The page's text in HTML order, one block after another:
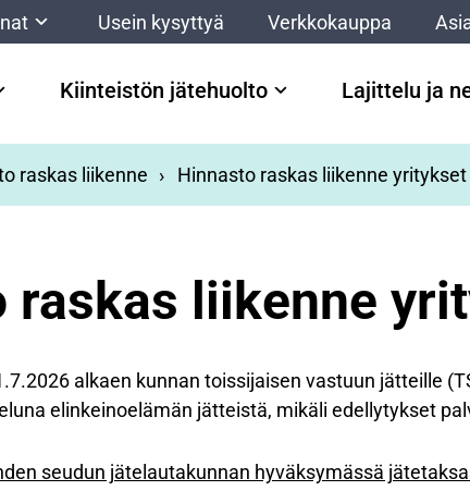
Usein kysyttyä Verkkokauppa
Kiinteistön jätehuolto Lajittelu ja
raskas liikenne Hinnasto raskas liikenne yritykset
raskas liikenne
alkaen kunnan toissijaisen vastuun jätteille
elinkeinoelämän jätteistä, mikäli edellytykset
seudun jätelautakunnan hyväksymässä